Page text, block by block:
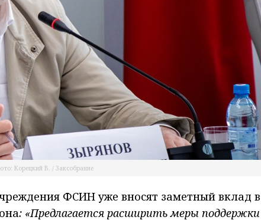
Корецкий В. / Заксобрание
ФСИН уже вносят заметный вклад в
: «Предлагается расширить меры поддержки